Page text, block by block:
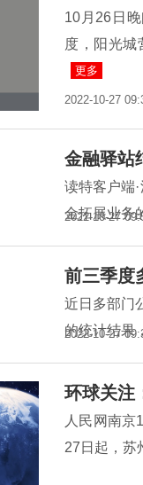
10月26日
度，阳光城
更多
2022-10-27
金融驿站
读特客户端
金拓展业务
2022-10-27
前三季度
近日多部门
的统计结果
2022-10-27
环球关注
人民网南京
27日起，苏